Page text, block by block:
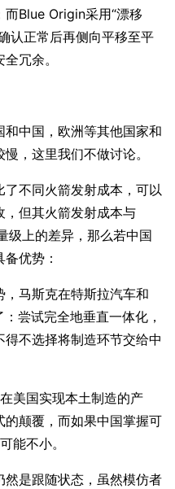
Blue Origin采用“漂移
认正常后再侧向平移至平
冗余。
中国，欧洲等其他国家和
，这里我们不做讨论。
不同火箭发射成本，可以
，但其火箭发射成本与
级上的差异，那么若中国
优势：
马斯克在特斯拉汽车和
尝试完全地垂直一体化，
不选择将制造环节交给中
美国实现本土制造的产
颠覆，而如果中国掌握可
能不小。
然是跟随状态，虽然模仿者